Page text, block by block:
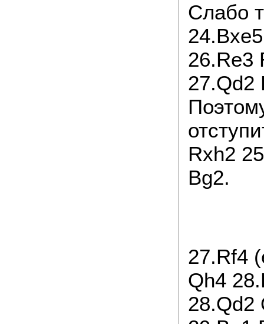
Слабо
26.Re3
27.Qd2
Rxh2
Bg2.
27.Rf4
Qh4
28.Qd2